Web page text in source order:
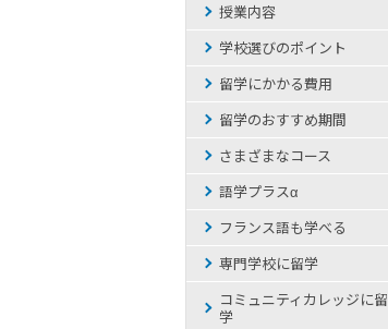
授業内容
学校選びのポイント
留学にかかる費用
留学のおすすめ期間
さまざまなコース
語学プラスα
フランス語も学べる
専門学校に留学
コミュニティカレッジに留
学